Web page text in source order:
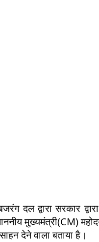
दल द्वारा सरकार
मुख्यमंत्री(CM)
देने वाला बताया है।